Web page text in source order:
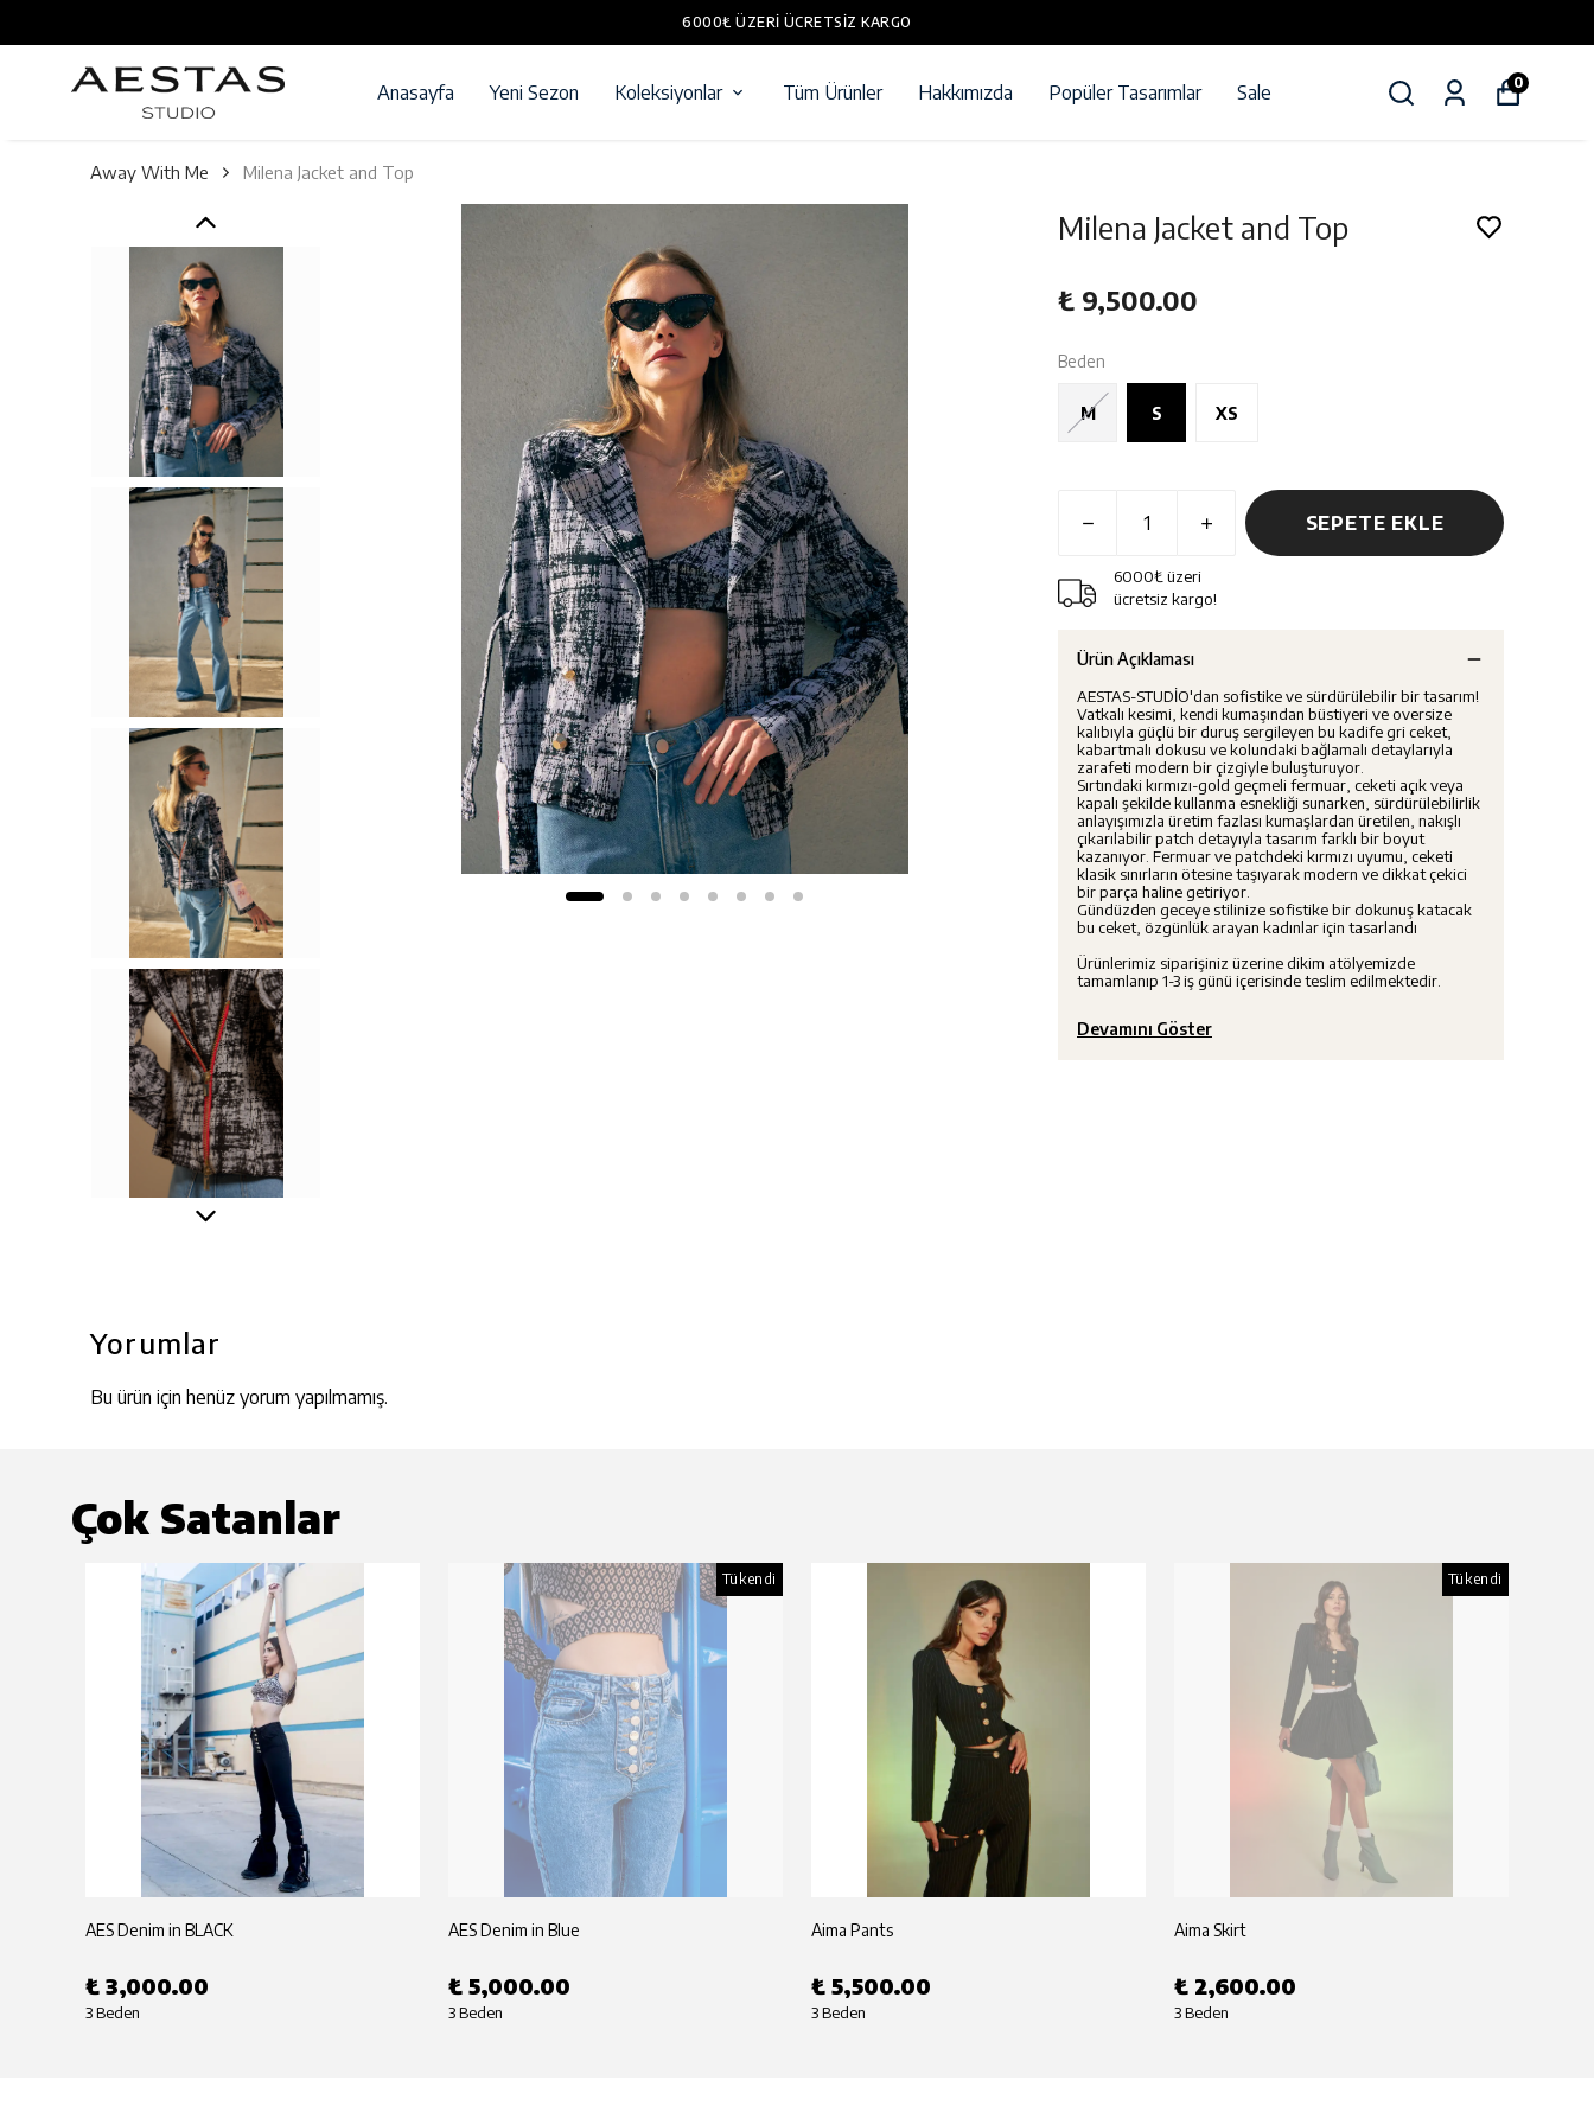
6000₺ ÜZERI ÜCRETSIZ KARGO
Anasayfa Yeni Sezon Koleksiyonlar Tüm Ürünler Hakkımızda Popüler Tasarımlar Sale 0
Away With Me Milena Jacket and Top
Milena Jacket and Top
₺ 9,500.00
Beden
M S XS
SEPETE EKLE
6000₺ üzeri
ücretsiz kargo!
Ürün Açıklaması
AESTAS-STUDİO'dan sofistike ve sürdürülebilir bir tasarım!
Vatkalı kesimi, kendi kumaşından büstiyeri ve oversize
kalıbıyla güçlü bir duruş sergileyen bu kadife gri ceket,
kabartmalı dokusu ve kolundaki bağlamalı detaylarıyla
zarafeti modern bir çizgiyle buluşturuyor.
Sırtındaki kırmızı-gold geçmeli fermuar, ceketi açık veya
kapalı şekilde kullanma esnekliği sunarken, sürdürülebilirlik
anlayışımızla üretim fazlası kumaşlardan üretilen, nakışlı
çıkarılabilir patch detayıyla tasarım farklı bir boyut
kazanıyor. Fermuar ve patchdeki kırmızı uyumu, ceketi
klasik sınırların ötesine taşıyarak modern ve dikkat çekici
bir parça haline getiriyor.
Gündüzden geceye stilinize sofistike bir dokunuş katacak
bu ceket, özgünlük arayan kadınlar için tasarlandı
Ürünlerimiz siparişiniz üzerine dikim atölyemizde
tamamlanıp 1-3 iş günü içerisinde teslim edilmektedir.
Devamını Göster
Yorumlar
Bu ürün için henüz yorum yapılmamış.
Çok Satanlar
AES Denim in BLACK
₺ 3,000.00
3 Beden
Tükendi
AES Denim in Blue
₺ 5,000.00
3 Beden
Aima Pants
₺ 5,500.00
3 Beden
Tükendi
Aima Skirt
₺ 2,600.00
3 Beden